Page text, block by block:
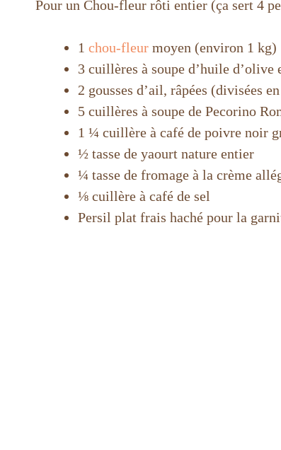
Pour un Chou-fleur rôti entier (ça sert 4
1 chou-fleur moyen (environ 1 kg)
3 cuillères à soupe d’huile d’olive
2 gousses d’ail, râpées (divisées
5 cuillères à soupe de Pecorino
1 ¼ cuillère à café de poivre noir
½ tasse de yaourt nature entier
¼ tasse de fromage à la crème
⅛ cuillère à café de sel
Persil plat frais haché pour la